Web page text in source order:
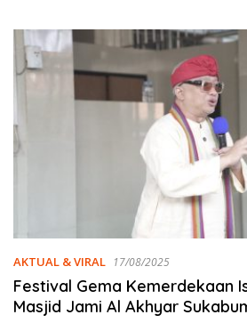
AKTUAL & VIRAL 17/08/2025
Festival Gema Kemerdekaan
Masjid Jami Al Akhyar